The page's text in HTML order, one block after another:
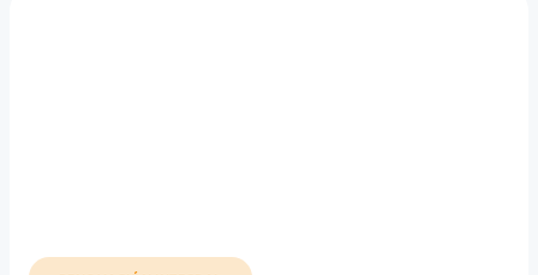
RENOVACIÓN INTEGRAL